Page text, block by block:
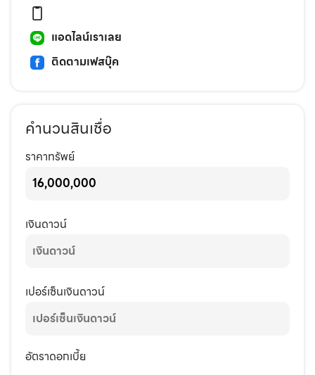
แอดไลน์เราเลย
ติดตามเฟสบุ๊ค
คำนวนสินเชื่อ
ราคาทรัพย์
เงินดาวน์
เปอร์เซ็นเงินดาวน์
อัตราดอกเบี้ย